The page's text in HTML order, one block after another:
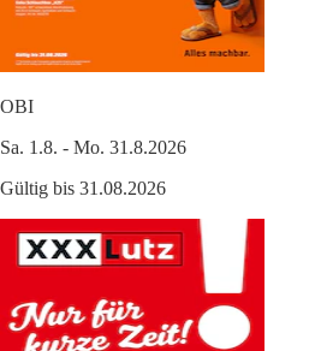
OBI
Sa. 1.8. - Mo. 31.8.2026
Gültig bis 31.08.2026